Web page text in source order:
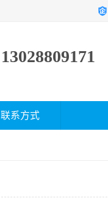
13028809171
联系方式